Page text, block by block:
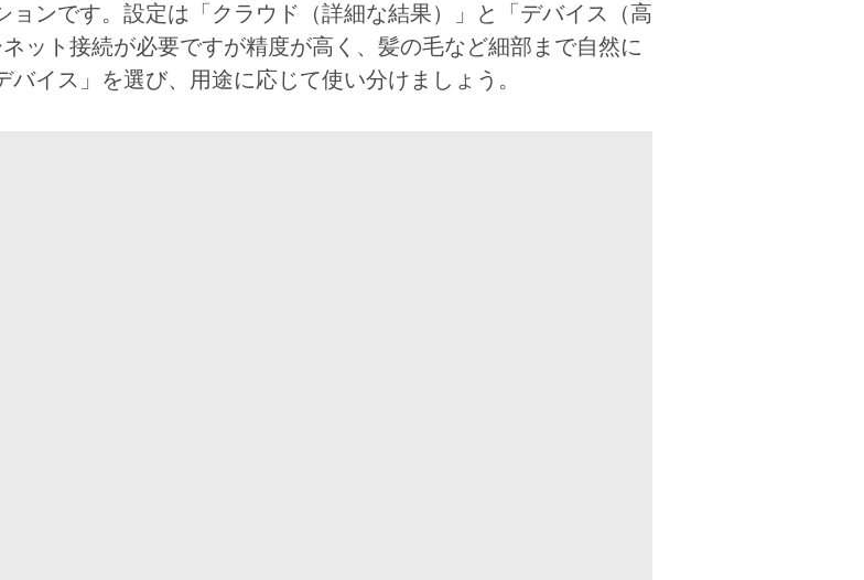
ンです。設定は「クラウド（詳細な結果）」と「デバイス（高
ット接続が必要ですが精度が高く、髪の毛など細部まで自然に
イス」を選び、用途に応じて使い分けましょう。